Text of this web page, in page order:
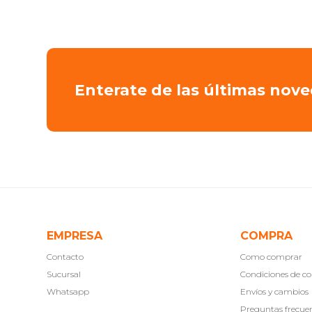
Enterate de las últimas
EMPRESA
Contacto
Sucursal
Whatsapp
COMPRA
Como comprar
Condiciones de
Envíos y cambios
Preguntas